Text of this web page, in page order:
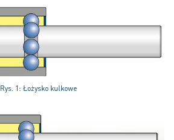
Rys. 1: Łożysko kulkowe